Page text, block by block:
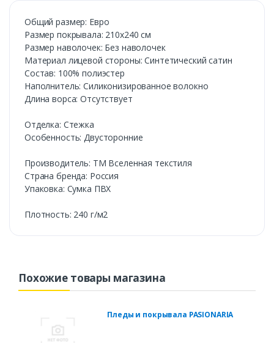
Общий размер: Евро
Размер покрывала: 210х240 см
Размер наволочек: Без наволочек
Материал лицевой стороны: Синтетический сатин
Состав: 100% полиэстер
Наполнитель: Силиконизированное волокно
Длина ворса: Отсутствует
Отделка: Стежка
Особенность: Двусторонние
Производитель: ТМ Вселенная текстиля
Страна бренда: Россия
Упаковка: Сумка ПВХ
Плотность: 240 г/м2
Похожие товары магазина
Пледы и покрывала PASIONARIA